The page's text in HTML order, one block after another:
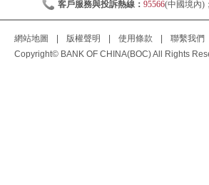
客戶服務與投訴熱線： 95566(中國境內)；
網站地圖 版權聲明 使用條款 聯繫我們
Copyright© BANK OF CHINA(BOC) All Rights